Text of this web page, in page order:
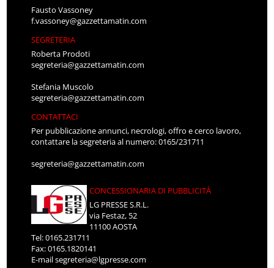
Fausto Vassoney
f.vassoney@gazzettamatin.com
SEGRETERIA
Roberta Prodoti
segreteria@gazzettamatin.com
Stefania Muscolo
segreteria@gazzettamatin.com
CONTATTACI
Per pubblicazione annunci, necrologi, offro e cerco lavoro,
contattare la segreteria al numero: 0165/231711
segreteria@gazzettamatin.com
CONCESSIONARIA DI PUBBLICITÀ
LG PRESSE S.R.L.
via Festaz, 52
11100 AOSTA
Tel: 0165.231711
Fax: 0165.1820141
E-mailsegreteria@lgpresse.com